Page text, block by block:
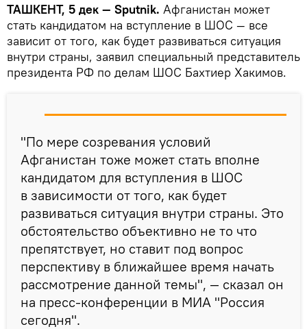
ТАШКЕНТ, 5 дек — Sputnik. Афганистан может
стать кандидатом на вступление в ШОС — все
зависит от того, как будет развиваться ситуация
внутри страны, заявил специальный представитель
президента РФ по делам ШОС Бахтиер Хакимов.
"По мере созревания условий
Афганистан тоже может стать вполне
кандидатом для вступления в ШОС
в зависимости от того, как будет
развиваться ситуация внутри страны. Это
обстоятельство объективно не то что
препятствует, но ставит под вопрос
перспективу в ближайшее время начать
рассмотрение данной темы", — сказал он
на пресс-конференции в МИА "Россия
сегодня".